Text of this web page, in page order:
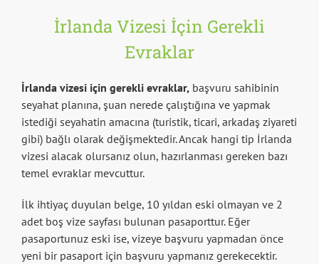
İrlanda Vizesi İçin Gerekli
Evraklar
İrlanda vizesi için gerekli evraklar, başvuru sahibinin
seyahat planına, şuan nerede çalıştığına ve yapmak
istediği seyahatin amacına (turistik, ticari, arkadaş ziyareti
gibi) bağlı olarak değişmektedir. Ancak hangi tip İrlanda
vizesi alacak olursanız olun, hazırlanması gereken bazı
temel evraklar mevcuttur.
İlk ihtiyaç duyulan belge, 10 yıldan eski olmayan ve 2
adet boş vize sayfası bulunan pasaporttur. Eğer
pasaportunuz eski ise, vizeye başvuru yapmadan önce
yeni bir pasaport için başvuru yapmanız gerekecektir.